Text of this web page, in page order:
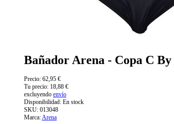
Bañador Arena - Copa C By
Precio: 62,95 €
Tu precio: 18,88 €
excluyendo envío
Disponibilidad: En stock
SKU: 013048
Marca: Arena